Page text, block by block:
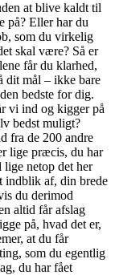
at blive kaldt til
på? Eller har du
som du virkelig
skal være? Så er
får du klarhed,
dit mål – ikke bare
bedste for dig.
vi ind og kigger på
bedst muligt?
fra de 200 andre
lige præcis, du har
netop det her
indblik af, din brede
du derimod
altid får afslag
på, hvad det er,
at du får
som du egentlig
du har fået